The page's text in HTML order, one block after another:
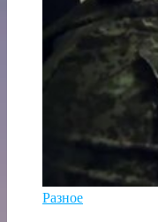
Разное